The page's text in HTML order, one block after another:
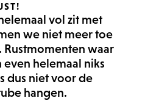
vol zit met
we niet meer toe
waar
helemaal niks
dus niet voor de
hangen.